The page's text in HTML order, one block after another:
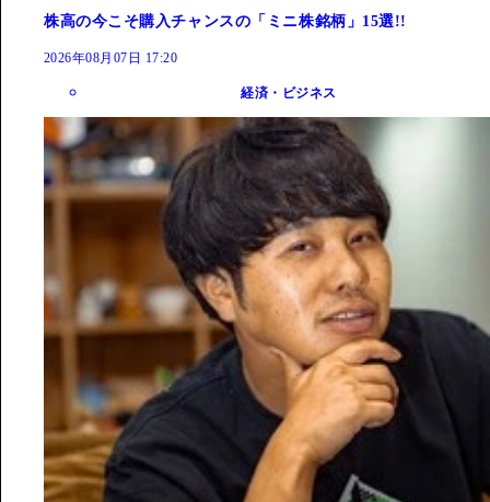
株高の今こそ購入チャンスの「ミニ株銘柄」15選!!
2026年08月07日 17:20
経済・ビジネス